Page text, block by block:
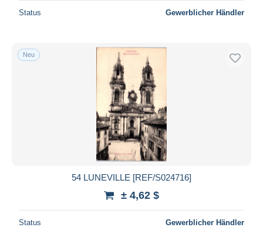
Status Gewerblicher Händler
Neu
54 LUNEVILLE [REF/S024716]
± 4,62 $
Status Gewerblicher Händler